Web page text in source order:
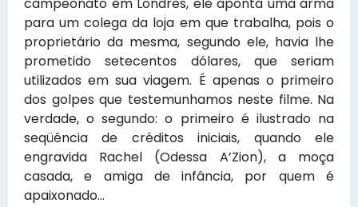
campeonato em Londres, ele aponta uma arma
para um colega da loja em que trabalha, pois o
proprietário da mesma, segundo ele, havia lhe
prometido setecentos dólares, que seriam
utilizados em sua viagem. É apenas o primeiro
dos golpes que testemunhamos neste filme. Na
verdade, o segundo: o primeiro é ilustrado na
seqüência de créditos iniciais, quando ele
engravida Rachel (Odessa A’Zion), a moça
casada, e amiga de infância, por quem é
apaixonado…